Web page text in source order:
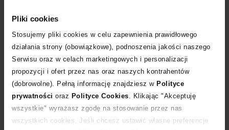
Pliki cookies
Stosujemy pliki cookies w celu zapewnienia prawidłowego
działania strony (obowiązkowe), podnoszenia jakości naszego
Serwisu oraz w celach marketingowych i personalizacji
propozycji i ofert przez nas oraz naszych kontrahentów
(dobrowolne). Pełną informację znajdziesz w Polityce
prywatności oraz Polityce Cookies . Klikając "Akceptuję
wszystkie" wyrażasz zgodę na stosowanie przez nas
wszystkich cookies. Jeśli chcesz ustawić własne preferencje
POWIADOM O DOSTAWIE
Dostawa od 0 zł
14 dni na zwrot towaru
+111 punktówzyskujesz w Klubie Korzyści Sprawdź